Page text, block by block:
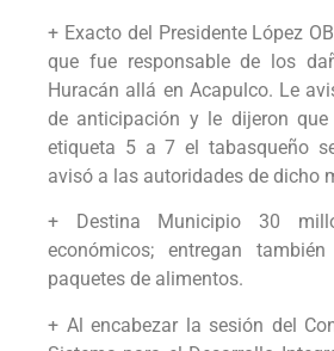
+ Exacto del Presidente López
que fue responsable de los
Huracán allá en Acapulco. Le
de anticipación y le dijeron
etiqueta 5 a 7 el tabasqueño
avisó a las autoridades de dicho
+ Destina Municipio 30
económicos; entregan
paquetes de alimentos.
+ Al encabezar la sesión del